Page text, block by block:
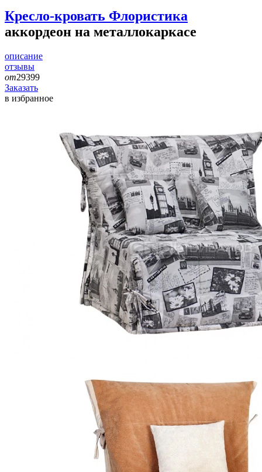
Кресло-кровать Флористика
аккордеон на металлокаркасе
описание
отзывы
от29399
Заказать
в избранное